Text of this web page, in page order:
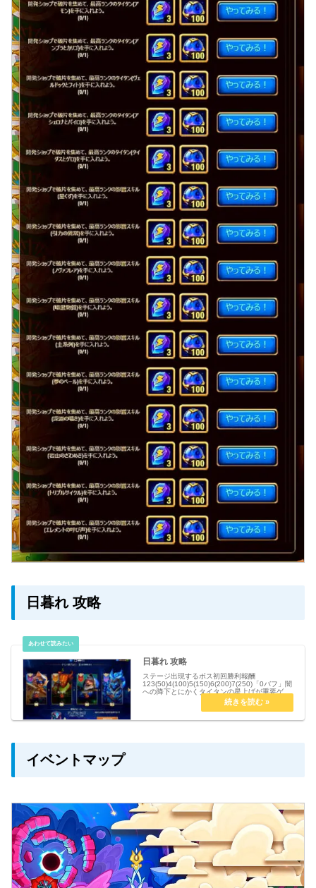
日暮れ 攻略
日暮れ 攻略
ステージ出現するボス初回勝利報酬
123(50)4(100)5(150)6(200)7(250)「0バフ」闇
への降下とにかくタイタンの星上げが重要ゲロ
はモルトでもいい敵が弱いので、編成は正直な
んでもいい出現する敵攻略1(36)とりあえず星屑
イベントマップ